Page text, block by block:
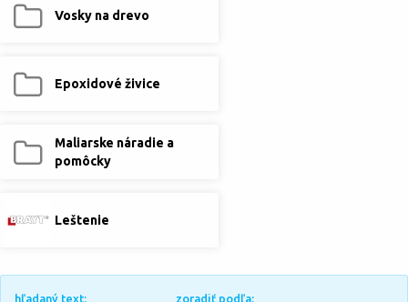
Vosky na drevo
Epoxidové živice
Maliarske náradie a
pomôcky
Leštenie
hľadaný text: zoradiť podľa: